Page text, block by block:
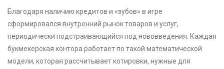
Благодаря наличию кредитов и «зубов» в игре
сформировался внутренний рынок товаров и услуг,
периодически подстраивающийся под нововведения. Каждая
букмекерская контора работает по такой математической
модели, которая рассчитывает котировки, нужные для